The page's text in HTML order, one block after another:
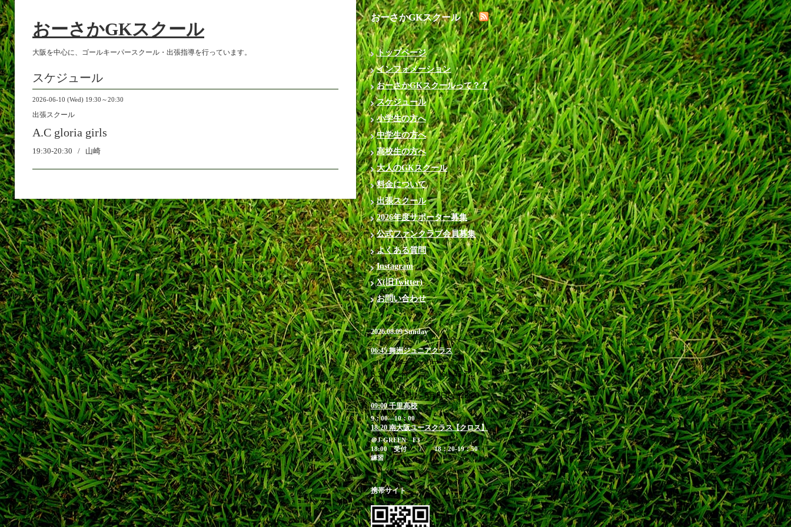
おーさかGKスクール
大阪を中心に、ゴールキーパースクール・出張指導を行っています。
スケジュール
2026-06-10 (Wed) 19:30～20:30
出張スクール
A.C gloria girls
19:30-20:30 / 山崎
おーさかGKスクール
トップページ
インフォメーション
おーさかGKスクールって？？
スケジュール
小学生の方へ
中学生の方へ
高校生の方へ
大人のGKスクール
料金について
出張スクール
2026年度サポーター募集
公式ファンクラブ会員募集
よくある質問
Instagram
X(旧Twitter)
お問い合わせ
2026.08.09 Sunday
06:45 舞洲ジュニアクラス
＠ウルトラスタジアム舞洲
6:30 受付 / 6：45-7：
45 練習
お申込み締切 8月8日(土)23:00
09:00 千里高校
9：00―10：00
18:20 南大阪ユースクラス【クロス】
＠J-GREEN F3
18:00 受付 / 18：20-19：50
練習
携帯サイト